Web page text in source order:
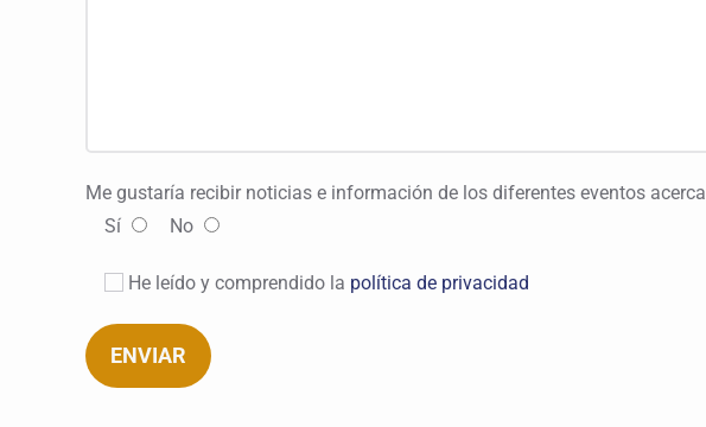
Me gustaría recibir noticias e información de los diferentes eventos acerca
Sí
No
He leído y comprendido la política de privacidad